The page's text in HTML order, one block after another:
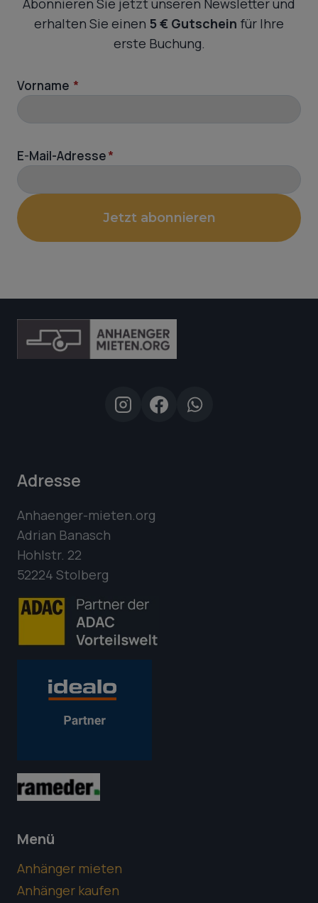
Abonnieren Sie jetzt unseren Newsletter und
erhalten Sie einen 5 € Gutschein für Ihre
erste Buchung.
Vorname *
E-Mail-Adresse*
Jetzt abonnieren
Adresse
Anhaenger-mieten.org
Adrian Banasch
Hohlstr. 22
52224 Stolberg
Menü
Anhänger mieten
Anhänger kaufen